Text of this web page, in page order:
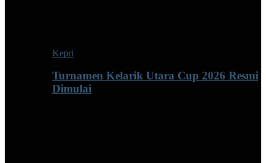
Kepri
Turnamen Kelarik Utara Cup 2026 Resmi
Dimulai